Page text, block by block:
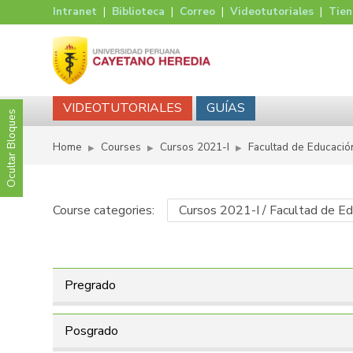
Intranet | Biblioteca | Correo | Videotutoriales |
VIDEOTUTORIALES GUÍAS
Home ▶︎ Courses ▶︎ Cursos 2021-I ▶︎ Facultad de
Course categories:
Pregrado
Posgrado
Ocultar Bloques